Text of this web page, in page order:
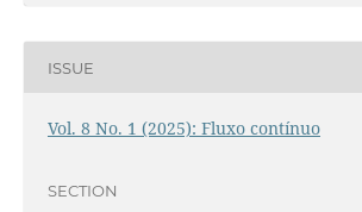
ISSUE
Vol. 8 No. 1 (2025): Fluxo contínuo
SECTION